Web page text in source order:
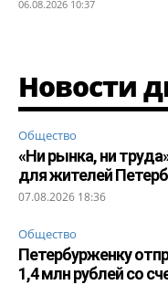
06.08.2026 10:37
Новости
Общество
«Ни рынка, ни
для жителей
07.08.2026 18:36
Общество
Петербурженку
1,4 млн рублей со